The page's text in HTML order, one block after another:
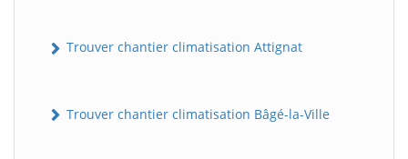
Trouver chantier climatisation Attignat
Trouver chantier climatisation Bâgé-la-Ville